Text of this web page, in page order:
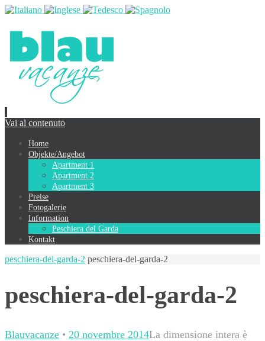
Vai al contenuto
Home
Objekte/Angebot
Apartment 1
Apartment 2
Apartment 3
Preise
Fotogalerie
Information
Peschiera del Garda
Kontakt
peschiera-del-garda-2 peschiera-del-garda-2
peschiera-del-garda-2
Blauvacanze • 20 novembre 2014La dimensione intera è